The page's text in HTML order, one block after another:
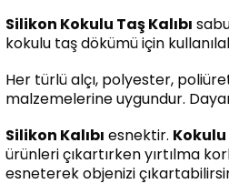
Silikon Kokulu Taş Kalıbı
kokulu taş dökümü için
Her türlü alçı, polyester,
malzemelerine uygundur.
Silikon Kalıbı esnektir.
ürünleri çıkartırken yırtılma
esneterek objenizi